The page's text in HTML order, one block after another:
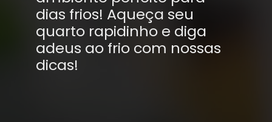
dias frios! Aqueça seu
quarto rapidinho e diga
adeus ao frio com nossas
dicas!